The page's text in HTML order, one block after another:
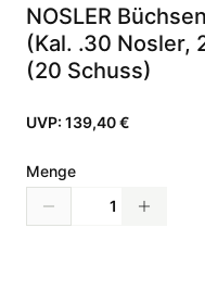
NOSLER
(Kal. .30 Nosler,
(20 Schuss)
UVP: 139,40 €
Menge